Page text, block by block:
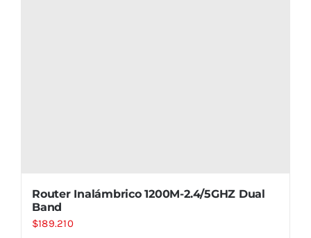
Router Inalámbrico 1200M-2.4/5GHZ Dual
Band
$189.210